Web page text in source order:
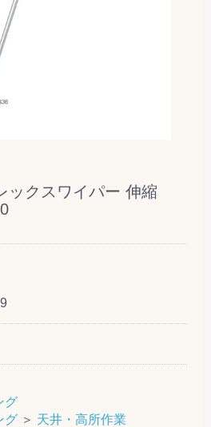
クスワイパー 伸縮
グ
グ ＞ 天井・高所作業